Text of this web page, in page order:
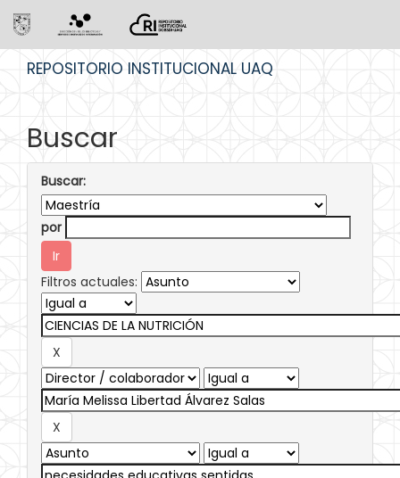
REPOSITORIO INSTITUCIONAL UAQ
Buscar
Buscar:
por
Filtros actuales: